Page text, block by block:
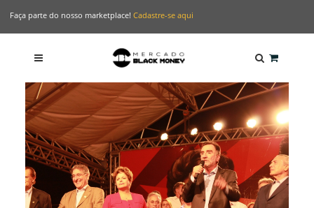
Faça parte do nosso marketplace! Cadastre-se aqui